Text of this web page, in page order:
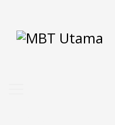
Contact Us
PT. MBT UTAMA